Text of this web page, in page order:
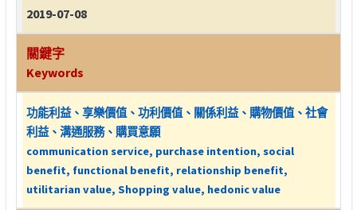
2019-07-08
關鍵字
Keywords
功能利益、享樂價值、功利價值、關係利益、購物價值、社會
利益、溝通服務、購買意願
communication service, purchase intention, social
benefit, functional benefit, relationship benefit,
utilitarian value, Shopping value, hedonic value